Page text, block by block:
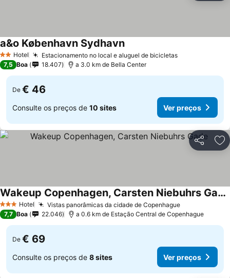
2 Estrelas
Hotel Estacionamento no local e aluguel de bicicletas
a&o København Sydhavn
7,5 Boa 18.407 a 3.0 km de Bella Center
De € 46
Consulte os preços de 10 sites Ver preços
Partilhar
3 EstrelasHotel Vistas panorâmicas da cidade de Copenhague
Wakeup Copenhagen, Carsten Niebuhrs Gade
7,7 Boa 22.046 a 0.6 km de Estação Central de Copenhague
De € 69
Consulte os preços de 8 sites Ver preços